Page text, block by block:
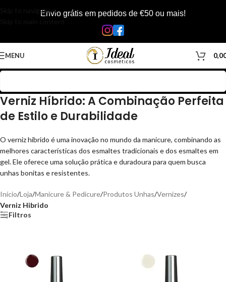
Skip to navigationEnvio grátis em pedidos de €50 ou mais!
MENU
Verniz Híbrido: A Combinação Perfeita
de Estilo e Durabilidade
O verniz híbrido é uma inovação no mundo da manicure, combinando as
melhores características dos esmaltes tradicionais e dos esmaltes em
gel. Ele oferece uma solução prática e duradoura para quem busca
unhas bonitas e resistentes.
Início/Loja/Manicure & Pedicure/Produtos Unhas/Vernizes/
Verniz Hibrido
Filtros